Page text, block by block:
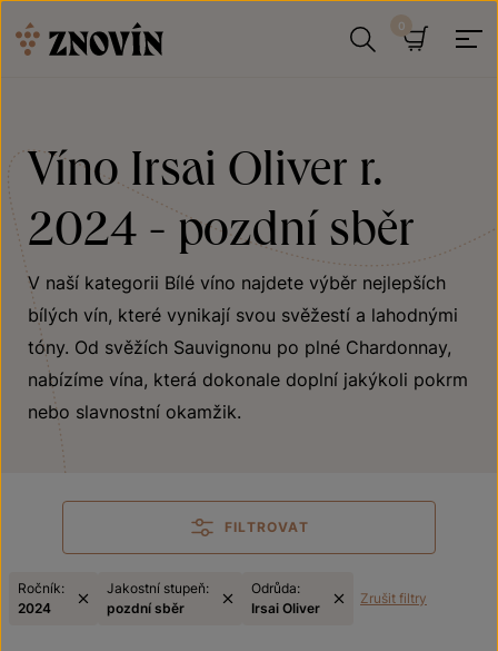
Víno Irsai Oliver r.
2024 - pozdní sběr
V naší kategorii Bílé víno najdete výběr nejlepších
bílých vín, které vynikají svou svěžestí a lahodnými
tóny. Od svěžích Sauvignonu po plné Chardonnay,
nabízíme vína, která dokonale doplní jakýkoli pokrm
nebo slavnostní okamžik.
FILTROVAT
Ročník:
2024
Jakostní stupeň:
pozdní sběr
Odrůda:
Irsai Oliver
Zrušit filtry